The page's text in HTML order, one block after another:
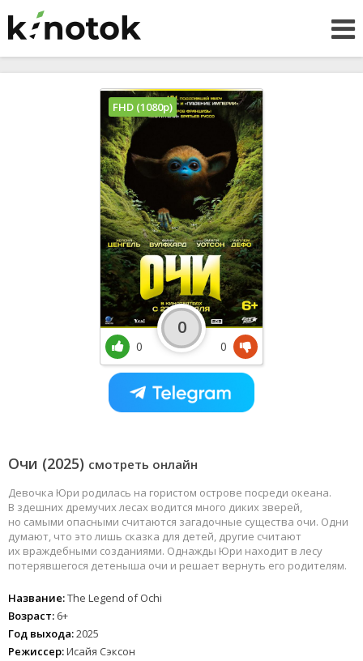
Очи (2025) смотреть онлайн
Девочка Юри родилась на гористом острове посреди океана.
В здешних дремучих лесах водится много диких зверей,
но самыми опасными считаются загадочные существа очи. Одни
думают, что это лишь сказка для детей, другие считают
их враждебными созданиями. Однажды Юри находит в лесу
потерявшегося детеныша очи и решает вернуть его родителям.
Название:The Legend of Ochi
Возраст: 6+
Год выхода:2025
Режиссер:Исайя Сэксон
FHD (1080p)
0
0
0